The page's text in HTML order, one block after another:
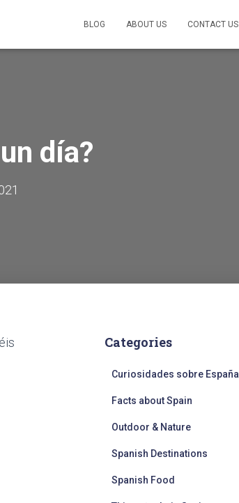
BLOG ABOUT US CONTACT US
día?
Categories
Curiosidades sobre España
Facts about Spain
Outdoor & Nature
Spanish Destinations
Spanish Food